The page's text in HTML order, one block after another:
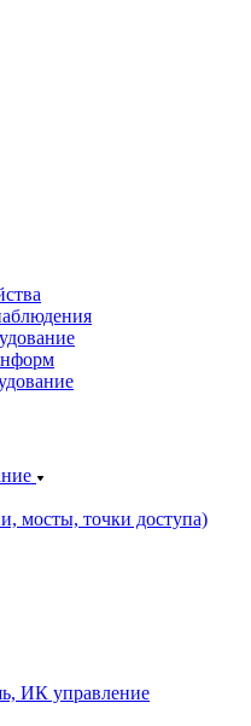
мосты, точки доступа)
ИК управление